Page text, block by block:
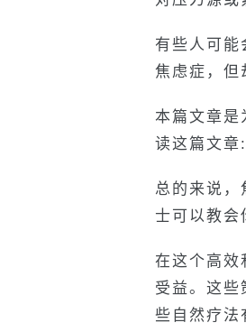
有些人可能
焦虑症，但
本篇文章是
读这篇文章:
总的来说，
士可以教会
在这个高效
受益。这些
些自然疗法